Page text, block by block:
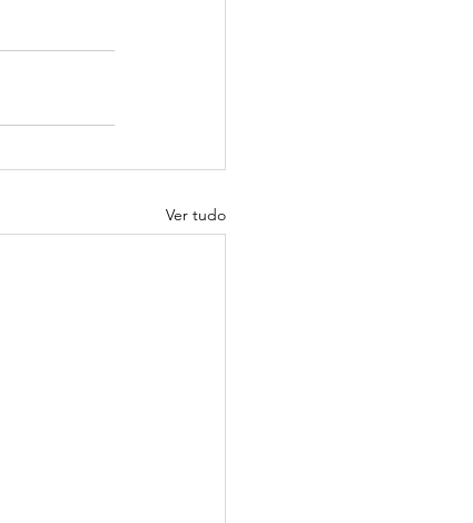
Ver tudo